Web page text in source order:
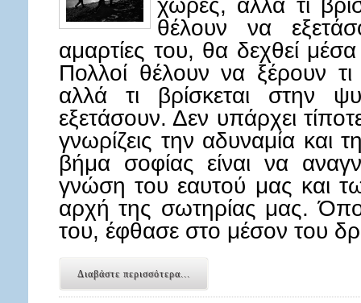
θέλουν να
αμαρτίες του, θα δεχθεί
Πολλοί θέλουν να ξέρουν τι
αλλά τι βρίσκεται στην
εξετάσουν. Δεν υπάρχει
γνωρίζεις την αδυναμία και
βήμα σοφίας είναι να
γνώση του εαυτού μας και
αρχή της σωτηρίας μας.
του, έφθασε στο μέσον του
Διαβάστε περισσότερα...